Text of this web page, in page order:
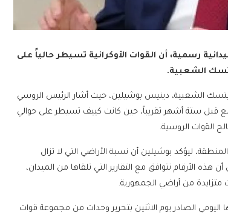
رسمية، أن القوات الأوكرانية تسيطر حالياً على
الشعبية، دينيس بوشيلين، حيث أشار الرئيس الروسي
قبل ستة أشهر تقريباً، حين كانت كييف تسيطر على حوالي
ليؤكد بوشيلين أن نسبة الأراضي التي لا تزال
وأكد بوتين أن هذه الأرقام تتوافق مع التقارير التي تلقاها من الميدان،
من أراضي الجمهورية.
اليومي الصادر يوم الاثنين بتحرير وحدات من مجموعة قوات